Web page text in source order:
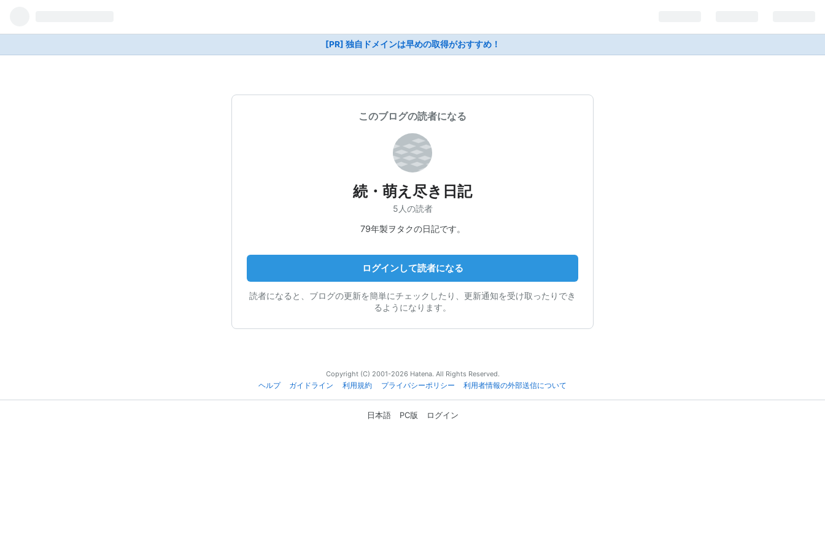
[PR] 独自ドメインは早めの取得がおすすめ！
このブログの読者になる
続・萌え尽き日記
5人の読者
79年製ヲタクの日記です。
ログインして読者になる
読者になると、ブログの更新を簡単にチェックしたり、更新通知を受け取ったりでき
るようになります。
Copyright (C) 2001-2026 Hatena. All Rights Reserved.
ヘルプ
ガイドライン 利用規約 プライバシーポリシー 利用者情報の外部送信について
日本語 PC版 ログイン